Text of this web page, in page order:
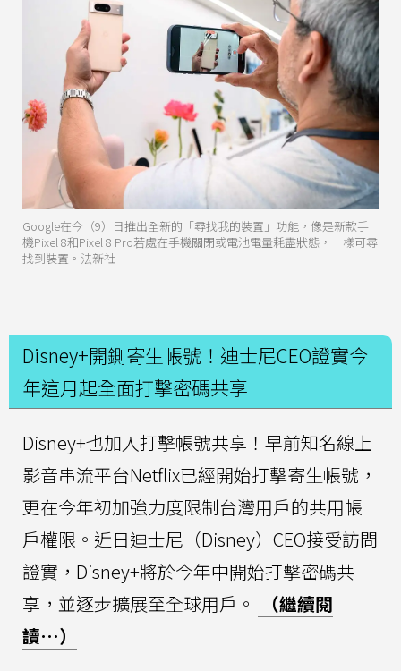
Google在今（9）日推出全新的「尋找我的裝置」功能，像是新款手
機Pixel 8和Pixel 8 Pro若處在手機關閉或電池電量耗盡狀態，一樣可尋
找到裝置。法新社
Disney+開鍘寄生帳號！迪士尼CEO證實今
年這月起全面打擊密碼共享
Disney+也加入打擊帳號共享！早前知名線上
影音串流平台Netflix已經開始打擊寄生帳號，
更在今年初加強力度限制台灣用戶的共用帳
戶權限。近日迪士尼（Disney）CEO接受訪問
證實，Disney+將於今年中開始打擊密碼共
享，並逐步擴展至全球用戶。
（繼續閱
讀…）